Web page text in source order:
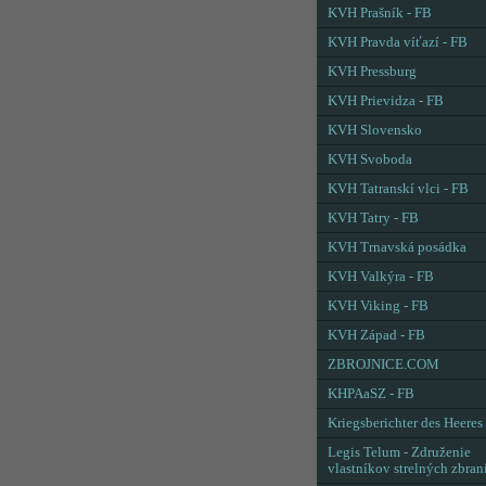
KVH Prašník - FB
KVH Pravda víťazí - FB
KVH Pressburg
KVH Prievidza - FB
KVH Slovensko
KVH Svoboda
KVH Tatranskí vlci - FB
KVH Tatry - FB
KVH Trnavská posádka
KVH Valkýra - FB
KVH Viking - FB
KVH Západ - FB
ZBROJNICE.COM
KHPAaSZ - FB
Kriegsberichter des Heeres
Legis Telum - Združenie
vlastníkov strelných